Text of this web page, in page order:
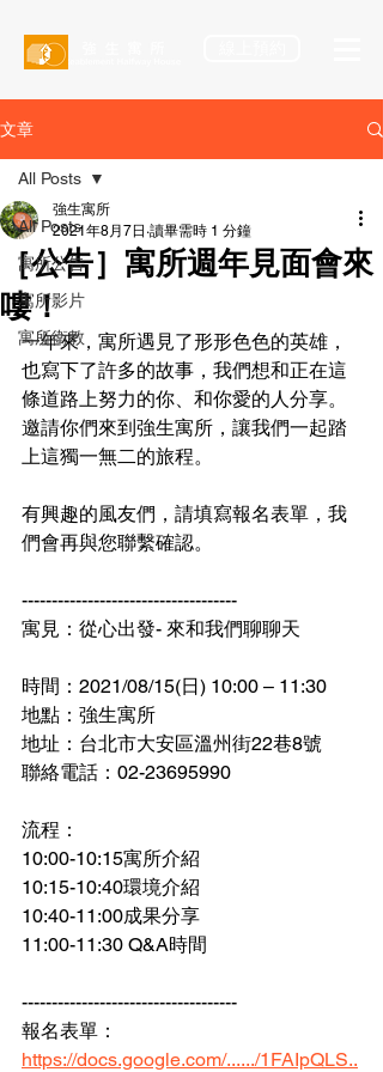
文章
All Posts
寓所公告
寓所影片
寓所衛教
All Posts
［公告］寓所週年見面會來
嘍！
強生寓所
2021年8月7日 讀畢需時 1 分鐘
一年來，寓所遇見了形形色色的英雄，
也寫下了許多的故事，我們想和正在這
條道路上努力的你、和你愛的人分享。
邀請你們來到強生寓所，讓我們一起踏
上這獨一無二的旅程。
有興趣的風友們，請填寫報名表單，我
們會再與您聯繫確認。
------------------------------------
寓見：從心出發- 來和我們聊聊天
時間：2021/08/15(日) 10:00 – 11:30
地點：強生寓所
地址：台北市大安區溫州街22巷8號
聯絡電話：02-23695990
流程：
10:00-10:15寓所介紹
10:15-10:40環境介紹
10:40-11:00成果分享
11:00-11:30 Q&A時間
------------------------------------
報名表單：
https://docs.google.com/....../1FAIpQLS..